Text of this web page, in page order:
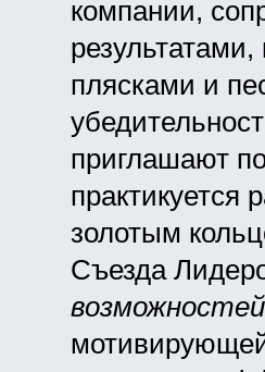
компании,
плясками и
приглашают
практикуется
золотым
Съезда
возможностей